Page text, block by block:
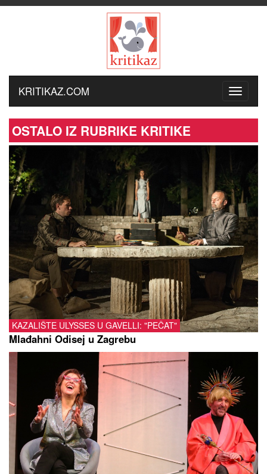
KRITIKAZ.COM
OSTALO IZ RUBRIKE KRITIKE
KAZALIŠTE ULYSSES U GAVELLI: "PEČAT"
Mlađahni Odisej u Zagrebu